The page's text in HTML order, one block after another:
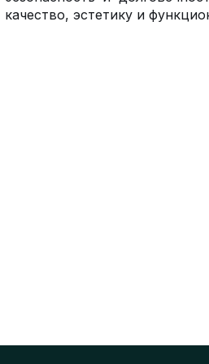
качество, эстетику и